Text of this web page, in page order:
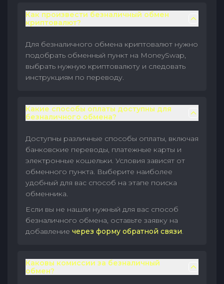
Как произвести безналичный обмен
криптовалют?
Для безналичного обмена криптовалют нужно
подобрать обменный пункт на MoneySwap,
выбрать нужную криптовалюту и следовать
инструкциям по переводу.
Какие способы оплаты доступны для
безналичного обмена?
Доступны различные способы оплаты, включая
банковские переводы, платежные карты и
электронные кошельки. Условия зависят от
обменного пункта. Выберите наиболее
удобный для вас способ на этапе поиска
обменника.
Если вы не нашли нужный для вас способ
безналичного обмена, оставьте заявку на
добавление через форму обратной связи.
Каковы комиссии за безналичный
обмен?